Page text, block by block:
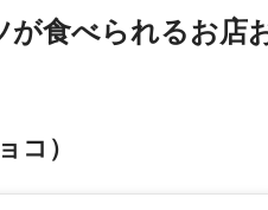
食べられるお店
コ）